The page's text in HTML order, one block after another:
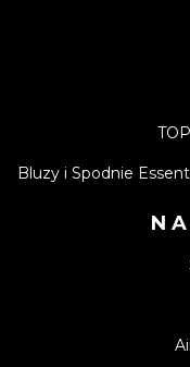
Bluzy i Spodnie